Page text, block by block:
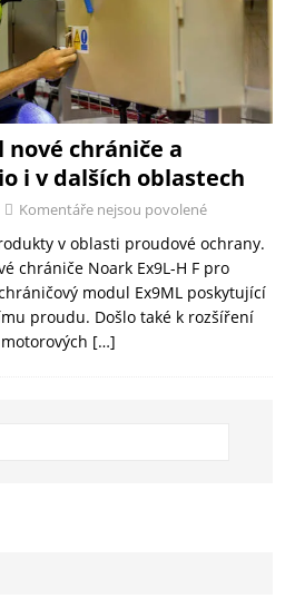
chrániče a
i v dalších oblastech
Komentáře nejsou povolené
v oblasti proudové ochrany.
chrániče Noark Ex9L-H F pro
modul Ex9ML poskytující
proudu. Došlo také k rozšíření
[…]